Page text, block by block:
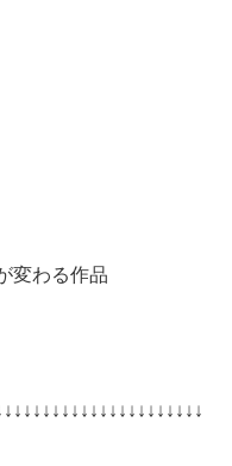
変わる作品